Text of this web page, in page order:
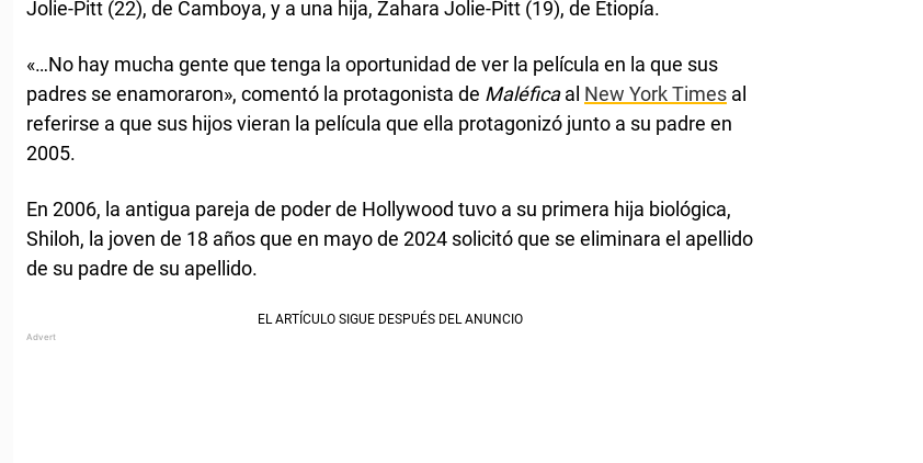
Jolie-Pitt (22), de Camboya, y a una hija, Zahara Jolie-Pitt (19), de Etiopía.
«…No hay mucha gente que tenga la oportunidad de ver la película en la que sus
padres se enamoraron», comentó la protagonista de Maléficaal New York Times al
referirse a que sus hijos vieran la película que ella protagonizó junto a su padre en
2005.
En 2006, la antigua pareja de poder de Hollywood tuvo a su primera hija biológica,
Shiloh, la joven de 18 años que en mayo de 2024 solicitó que se eliminara el apellido
de su padre de su apellido.